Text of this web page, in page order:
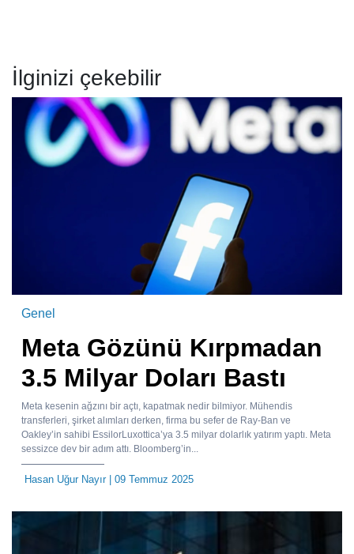
İlginizi çekebilir
Genel
Meta Gözünü Kırpmadan
3.5 Milyar Doları Bastı
Meta kesenin ağzını bir açtı, kapatmak nedir bilmiyor. Mühendis
transferleri, şirket alımları derken, firma bu sefer de Ray-Ban ve
Oakley’in sahibi EssilorLuxottica’ya 3.5 milyar dolarlık yatırım yaptı. Meta
sessizce dev bir adım attı. Bloomberg’in...
Hasan Uğur Nayır| 09 Temmuz 2025